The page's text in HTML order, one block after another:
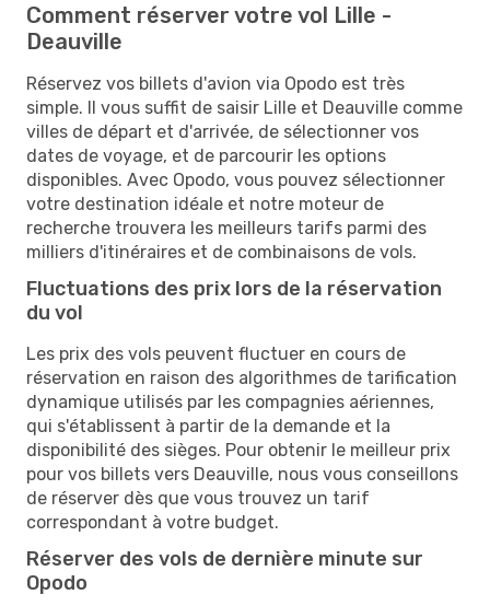
Comment réserver votre vol Lille -
Deauville
Réservez vos billets d'avion via Opodo est très
simple. Il vous suffit de saisir Lille et Deauville comme
villes de départ et d'arrivée, de sélectionner vos
dates de voyage, et de parcourir les options
disponibles. Avec Opodo, vous pouvez sélectionner
votre destination idéale et notre moteur de
recherche trouvera les meilleurs tarifs parmi des
milliers d'itinéraires et de combinaisons de vols.
Fluctuations des prix lors de la réservation
du vol
Les prix des vols peuvent fluctuer en cours de
réservation en raison des algorithmes de tarification
dynamique utilisés par les compagnies aériennes,
qui s'établissent à partir de la demande et la
disponibilité des sièges. Pour obtenir le meilleur prix
pour vos billets vers Deauville, nous vous conseillons
de réserver dès que vous trouvez un tarif
correspondant à votre budget.
Réserver des vols de dernière minute sur
Opodo